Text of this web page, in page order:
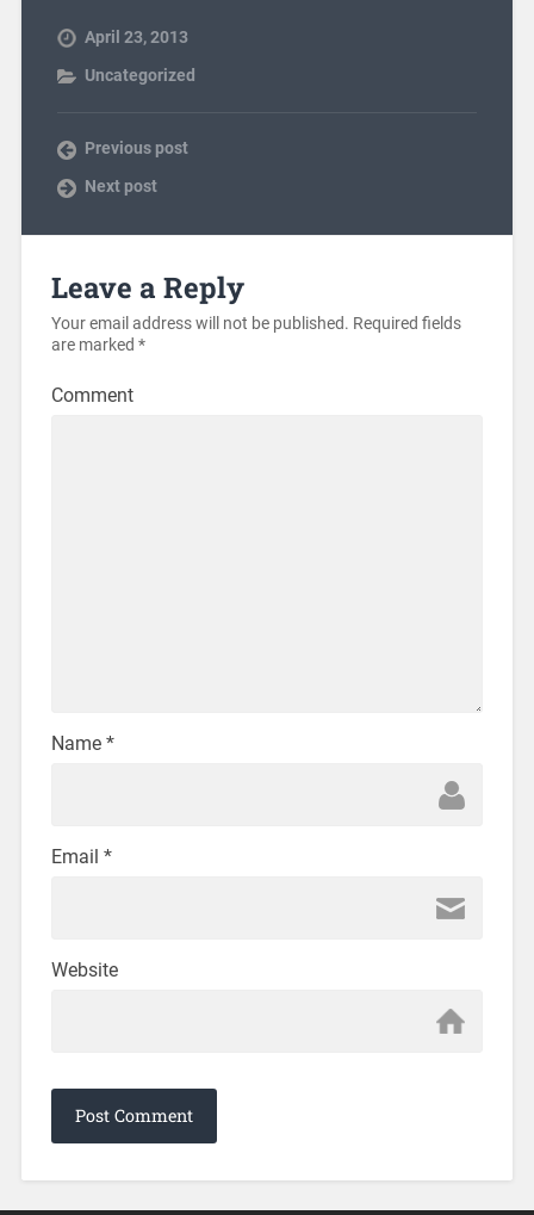
April 23, 2013
Uncategorized
Previous post
Next post
Leave a Reply
Your email address will not be published. Required fields
are marked *
Comment
Name *
Email *
Website